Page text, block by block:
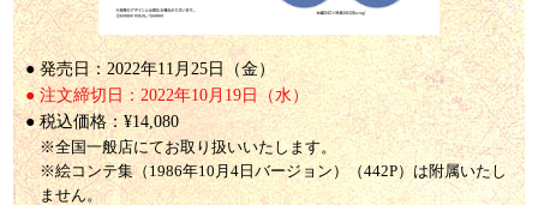
● 発売日：2022年11月25日（金）
● 注文締切日：2022年10月19日（水）
● 税込価格：¥14,080
※全国一般店にてお取り扱いいたします。
※絵コンテ集（1986年10月4日バージョン）（442P）は附属いたし
ません。